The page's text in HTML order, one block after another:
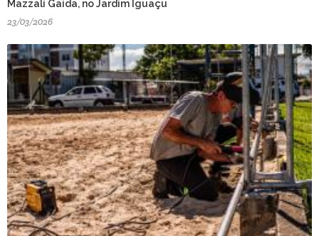
Mazzali Gaida, no Jardim Iguaçu
23/03/2026